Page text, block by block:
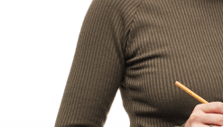
Если бы не
температура
выжить, поэтому
землях такие
ирригации